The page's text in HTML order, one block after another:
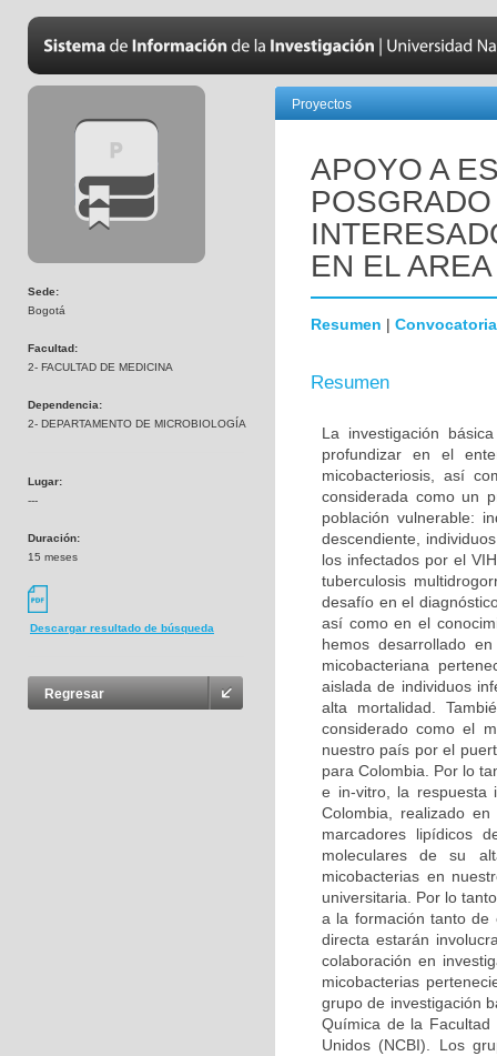
Sede:
Bogotá
Facultad:
2- FACULTAD DE MEDICINA
Dependencia:
2- DEPARTAMENTO DE MICROBIOLOGÍA
Lugar:
---
Duración:
15 meses
Descargar resultado de búsqueda
Regresar
Proyectos
APOYO A
EN EL
Resumen | Convocatoria
Resumen
La investigación
profundizar en el
micobacteriosis, así
considerada como un
población vulnerable:
descendiente,
los infectados por el
tuberculosis
desafío en el
así como en el
hemos desarrollado
micobacteriana
aislada de individuos
alta mortalidad.
considerado como el
nuestro país por el
para Colombia. Por lo
e in-vitro, la respuesta
Colombia, realizado
marcadores lipídicos
moleculares de su
micobacterias en
universitaria. Por lo
a la formación tanto de
directa estarán
colaboración en
micobacterias
grupo de investigación
Química de la
Unidos (NCBI). Los